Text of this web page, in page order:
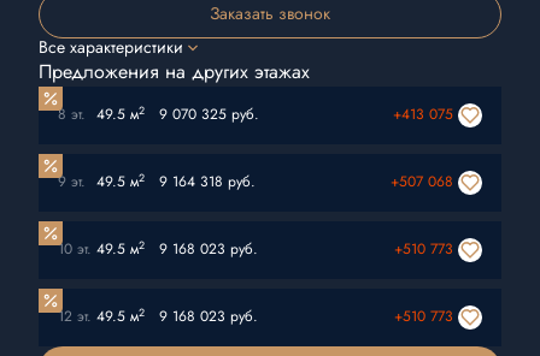
Заказать звонок
Все характеристики
Предложения на других этажах
8 эт. 49.5 м2 9 070 325 руб. +413 075
9 эт. 49.5 м2 9 164 318 руб. +507 068
10 эт. 49.5 м2 9 168 023 руб. +510 773
12 эт. 49.5 м2 9 168 023 руб. +510 773